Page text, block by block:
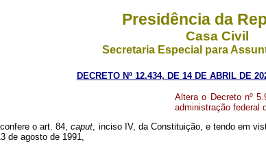
Presidência da
Casa Civil
Secretaria Especial para
DECRETO Nº 12.434, DE 14 DE ABRIL DE
Altera o Decreto nº
administração federal
o art. 84,caput, inciso IV, da Constituição, e tendo em
de agosto de 1991,